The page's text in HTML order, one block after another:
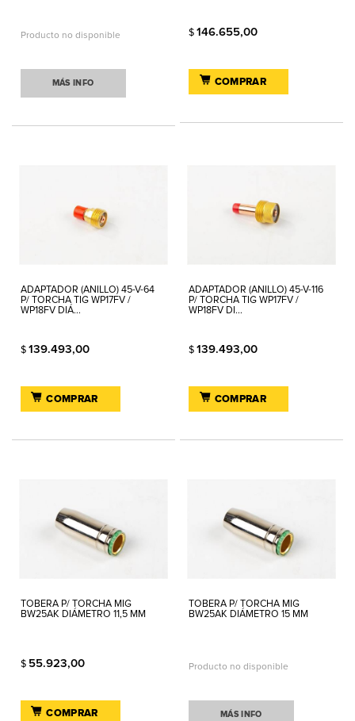
Producto no disponible
MÁS INFO
$146.655,00
COMPRAR
ADAPTADOR (ANILLO) 45-V-64
P/ TORCHA TIG WP17FV /
WP18FV DIÁ...
$ 139.493,00
COMPRAR
ADAPTADOR (ANILLO) 45-V-116
P/ TORCHA TIG WP17FV /
WP18FV DI...
$139.493,00
COMPRAR
TOBERA P/ TORCHA MIG
BW25AK DIÁMETRO 11,5 MM
$ 55.923,00
COMPRAR
TOBERA P/ TORCHA MIG
BW25AK DIÁMETRO 15 MM
Producto no disponible
MÁS INFO